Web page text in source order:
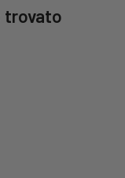
trovato